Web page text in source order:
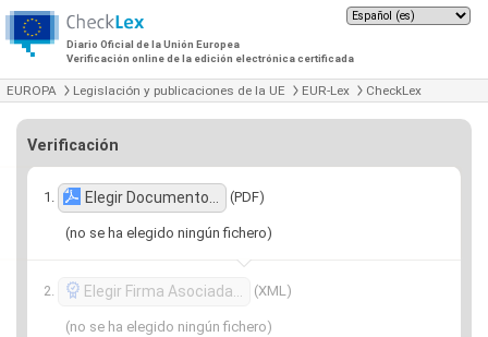
Diario Oficial de la Unión Europea
Verificación online de la edición electrónica certificada
EUROPA Legislación y publicaciones de la UE EUR-Lex CheckLex
Verificación
Elegir Documento… (PDF)
(no se ha elegido ningún fichero)
Elegir Firma Asociada… (XML)
(no se ha elegido ningún fichero)